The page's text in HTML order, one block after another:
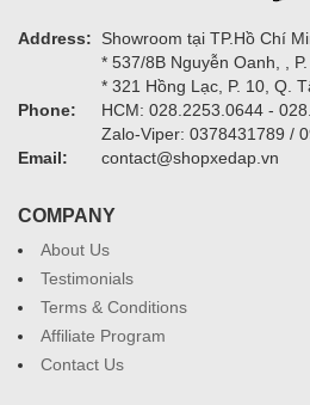
Address:
Showroom tại TP.Hồ Chí
* 537/8B Nguyễn Oanh, ,
* 321 Hồng Lạc, P. 10, Q.
Phone:
HCM: 028.2253.0644 -
Zalo-Viper: 0378431789 /
Email:
contact@shopxedap.vn
COMPANY
About Us
Testimonials
Terms & Conditions
Affiliate Program
Contact Us